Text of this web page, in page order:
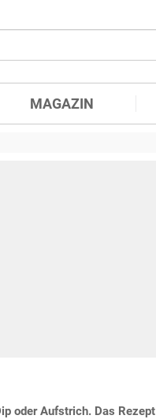
MAGAZIN
oder Aufstrich. Das Rezept